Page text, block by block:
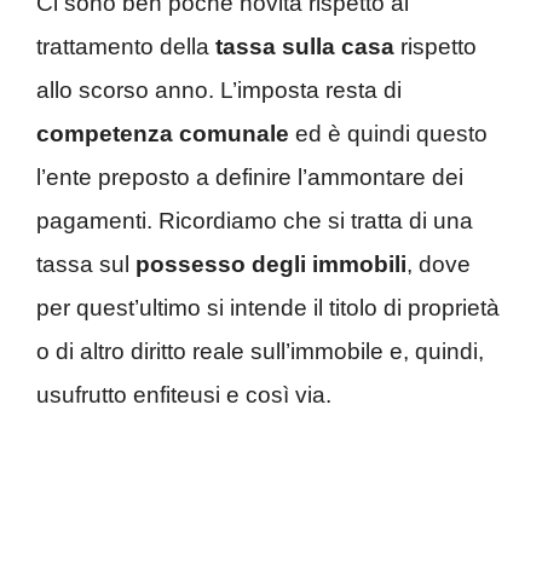
trattamento della tassa sulla casa rispetto
allo scorso anno. L’imposta resta di
competenza comunale ed è quindi questo
l’ente preposto a definire l’ammontare dei
pagamenti. Ricordiamo che si tratta di una
tassa sul possesso degli immobili, dove
per quest’ultimo si intende il titolo di proprietà
o di altro diritto reale sull’immobile e, quindi,
usufrutto enfiteusi e così via.